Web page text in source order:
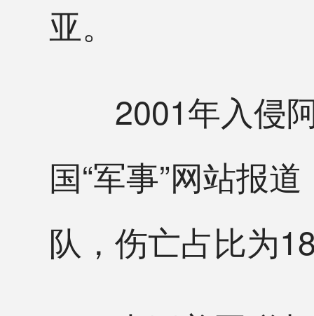
亚。
2001年入侵阿
国“军事”网站报
队，伤亡占比为